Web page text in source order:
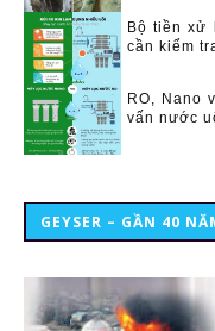
Bộ tiền xử
cần kiểm
RO, Nano
vấn nước
GEYSER – GẦN 40